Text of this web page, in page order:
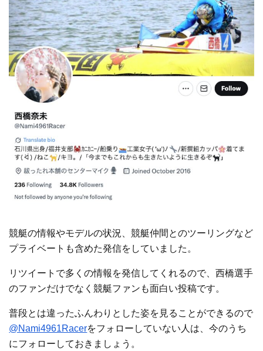
競艇の情報やモデルの状況、競艇仲間とのツーリングなど
プライベートも含めた発信をしていました。
リツイートで多くの情報を発信してくれるので、西橋選手
のファンだけでなく競艇ファンも面白い投稿です。
普段とは違ったふんわりとした姿を見ることができるので
@Nami4961Racerをフォローしていない人は、今のうち
にフォローしておきましょう。